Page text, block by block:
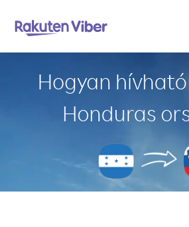
Hogyan
Honduras